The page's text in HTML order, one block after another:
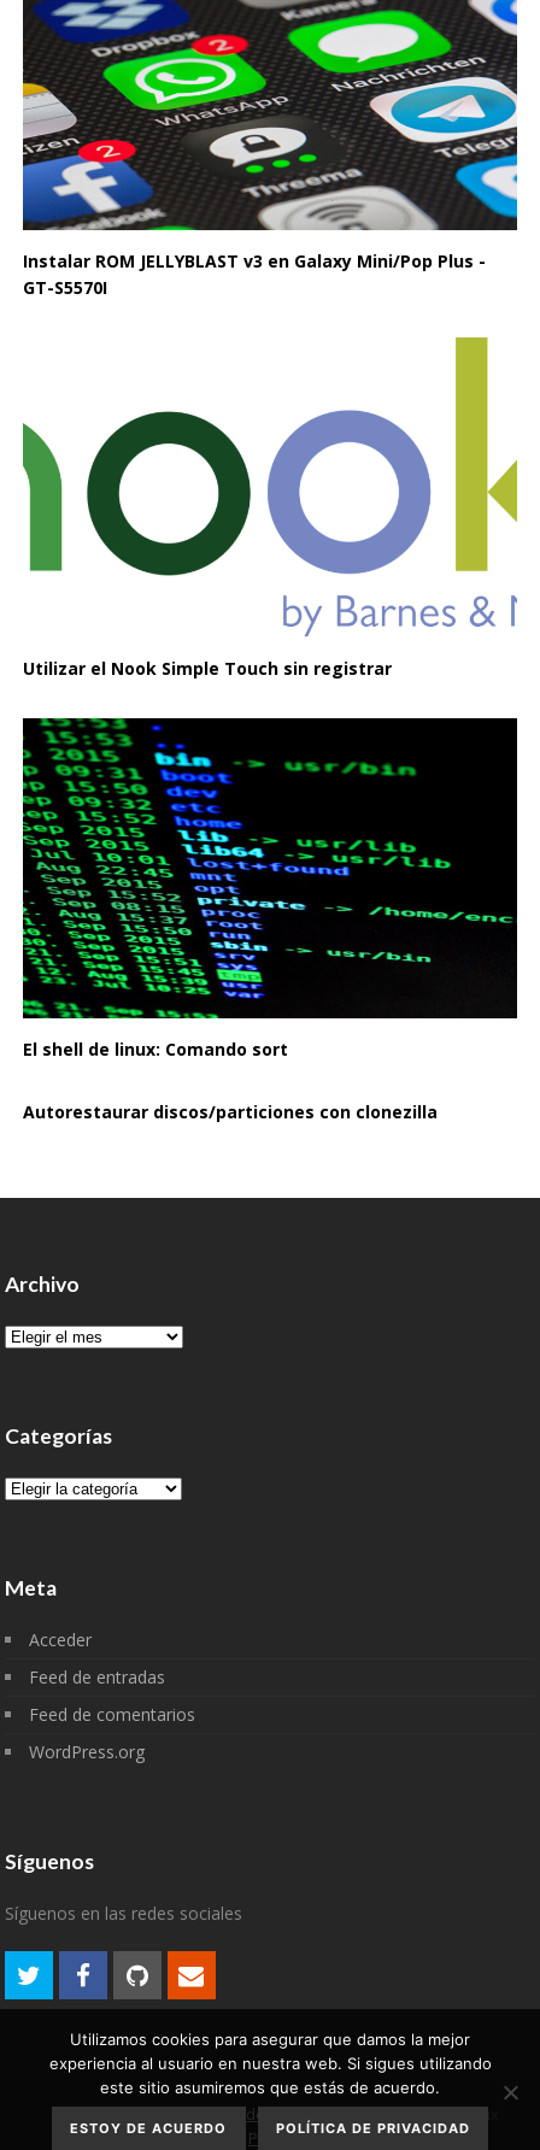
Instalar ROM JELLYBLAST v3 en Galaxy Mini/Pop Plus -
GT-S5570I
Utilizar el Nook Simple Touch sin registrar
El shell de linux: Comando sort
Autorestaurar discos/particiones con clonezilla
Archivo
Archivo
Categorías
Categorías
Meta
Acceder
Feed de entradas
Feed de comentarios
WordPress.org
Síguenos
Síguenos en las redes sociales
2007-2022 © algodelinux
Aviso Legal
Política de
privacidad
Política de cookies
Utilizamos cookies para asegurar que damos la mejor
experiencia al usuario en nuestra web. Si sigues utilizando
este sitio asumiremos que estás de acuerdo.
ESTOY DE ACUERDO POLÍTICA DE PRIVACIDAD